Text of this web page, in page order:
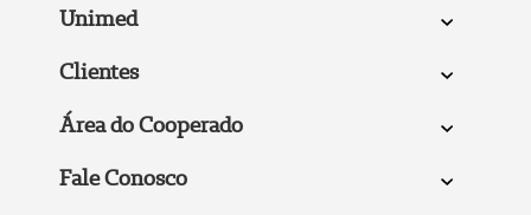
Unimed
Clientes
Área do Cooperado
Fale Conosco